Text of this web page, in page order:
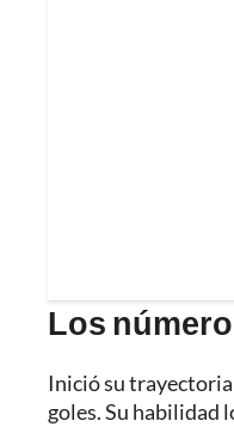
Los
Inició su trayectoria
goles. Su habilidad